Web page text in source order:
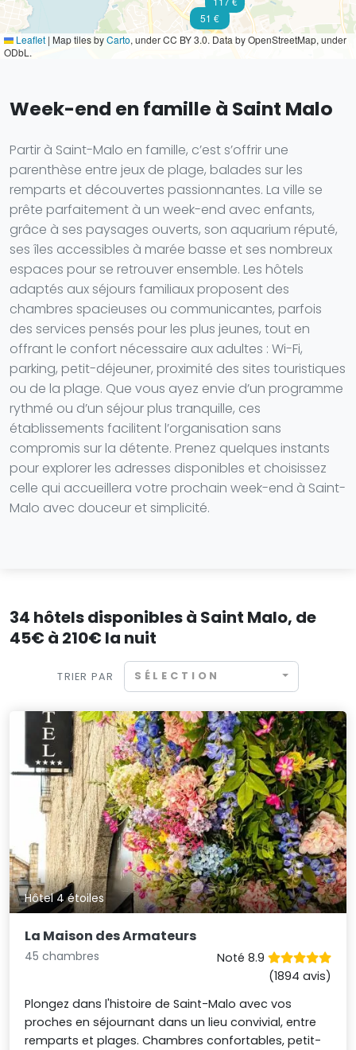
51 €
Leaflet | Map tiles byCarto, under CC BY 3.0. Data by OpenStreetMap, under
ODbL.
Week-end en famille à Saint Malo
Partir à Saint-Malo en famille, c’est s’offrir une
parenthèse entre jeux de plage, balades sur les
remparts et découvertes passionnantes. La ville se
prête parfaitement à un week-end avec enfants,
grâce à ses paysages ouverts, son aquarium réputé,
ses îles accessibles à marée basse et ses nombreux
espaces pour se retrouver ensemble. Les hôtels
adaptés aux séjours familiaux proposent des
chambres spacieuses ou communicantes, parfois
des services pensés pour les plus jeunes, tout en
offrant le confort nécessaire aux adultes : Wi-Fi,
parking, petit-déjeuner, proximité des sites touristiques
ou de la plage. Que vous ayez envie d’un programme
rythmé ou d’un séjour plus tranquille, ces
établissements facilitent l’organisation sans
compromis sur la détente. Prenez quelques instants
pour explorer les adresses disponibles et choisissez
celle qui accueillera votre prochain week-end à Saint-
Malo avec douceur et simplicité.
34 hôtels disponibles à Saint Malo, de
45€ à 210€ la nuit
TRIER PAR SÉLECTION
Hôtel 4 étoiles
La Maison des Armateurs
45 chambres
Noté 8.9
(1894 avis)
Plongez dans l'histoire de Saint-Malo avec vos
proches en séjournant dans un lieu convivial, entre
remparts et plages. Chambres confortables, petit-